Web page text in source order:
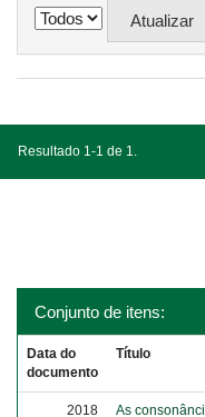
Resultado 1-1 de 1.
Conjunto de itens:
Data do
documento
Título
2018
As